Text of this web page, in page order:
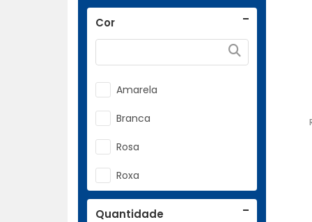
16.5cm/12 Unid. Emb. 1 A 1
20x7
3.0cm/1000 Unid.
3.3cm/1000 Unid.
3.6cm/900 Unid.
30cm X 2.5cm
30cm X 2.8cm
30cm X 3.5cm
Cor
Amarela
Branca
Rosa
Roxa
Verde
Quantidade